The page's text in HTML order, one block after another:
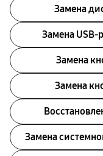
Замена
Замена USB-
Замена
Замена
Замена